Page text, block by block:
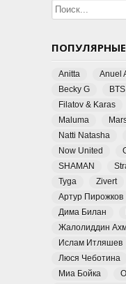
Anitta Anuel
Becky G
BTS
Filatov & Karas
Maluma
Natti Natasha
Now United
SHAMAN
Tyga
Zivert
Артур Пирожков
Дима Билан
Жалолиддин
Ислам Итляшев
Люся Чеботина
Миа Бойка